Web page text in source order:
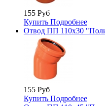
155 Руб
Купить Подробнее
Отвод ПП 110х30
155 Руб
Купить Подробнее